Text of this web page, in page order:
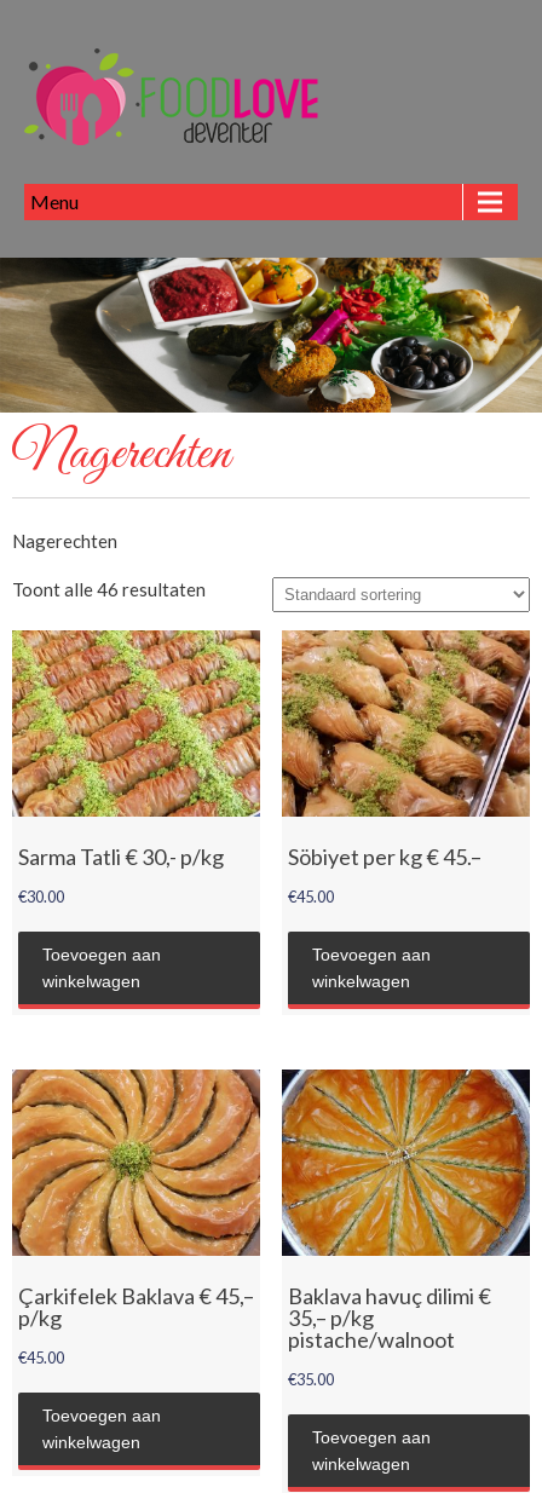
Menu
Nagerechten
Nagerechten
Toont alle 46 resultaten
Sarma Tatli € 30,- p/kg
€30.00
Toevoegen aan
winkelwagen
Söbiyet per kg € 45.–
€45.00
Toevoegen aan
winkelwagen
Çarkifelek Baklava € 45,–
p/kg
€45.00
Toevoegen aan
winkelwagen
Baklava havuç dilimi €
35,– p/kg
pistache/walnoot
€35.00
Toevoegen aan
winkelwagen